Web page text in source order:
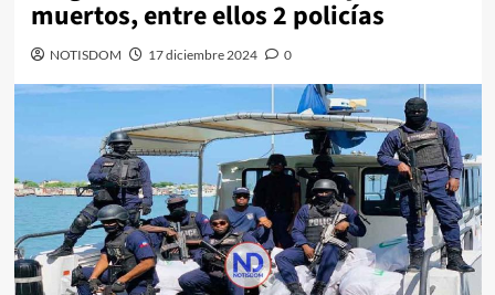
muertos, entre ellos 2 policías
NOTISDOM 17 diciembre 2024 0